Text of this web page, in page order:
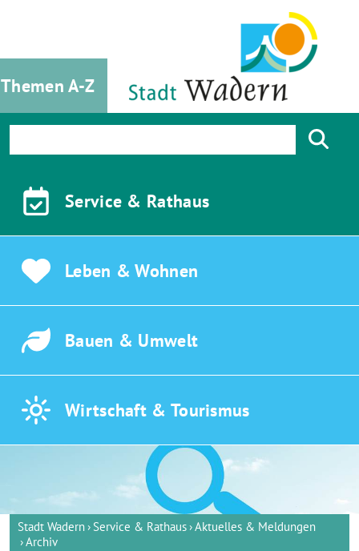
Themen A-Z
Service & Rathaus
Leben & Wohnen
Bauen & Umwelt
Wirtschaft & Tourismus
Stadt Wadern Service & Rathaus Aktuelles & Meldungen
Archiv